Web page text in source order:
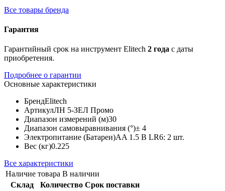
Все товары бренда
Гарантия
Гарантийный срок на инструмент Elitech 2 года с даты
приобретения.
Подробнее о гарантии
Основные характеристики
БрендElitech
АртикулЛН 5-ЗЕЛ Промо
Диапазон измерений (м)30
Диапазон самовыравнивания (°)± 4
Электропитание (Батареи)AA 1.5 В LR6: 2 шт.
Вес (кг)0.225
Все характеристики
Наличие товара В наличии
Склад
Количество Срок поставки